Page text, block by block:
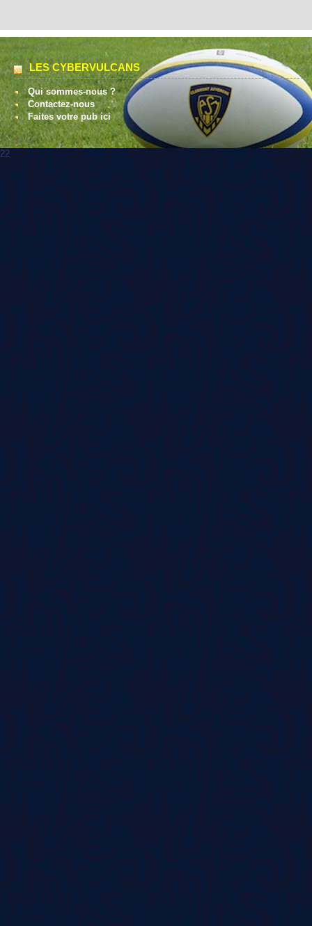
LES CYBERVULCANS
Qui sommes-nous ?
Contactez-nous
Faites votre pub ici
22